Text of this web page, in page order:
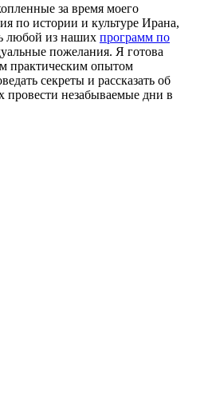
за время моего
по истории и культуре Ирана,
любой из наших программ по
пожелания. Я готова
практическим опытом
секреты и рассказать об
провести незабываемые дни в